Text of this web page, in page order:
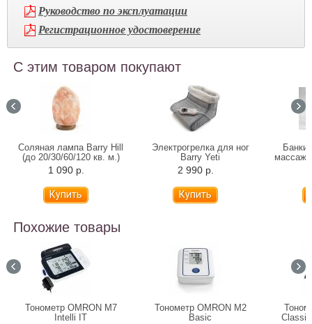
Руководство по эксплуатации
Регистрационное удостоверение
С этим товаром покупают
Соляная лампа Barry Hill
(до 20/30/60/120 кв. м.)
1 090 р.
Электрогрелка для ног
Barry Yeti
2 990 р.
Банки
Похожие товары
Тонометр OMRON M7
Intelli IT
Тонометр OMRON M2
Basic